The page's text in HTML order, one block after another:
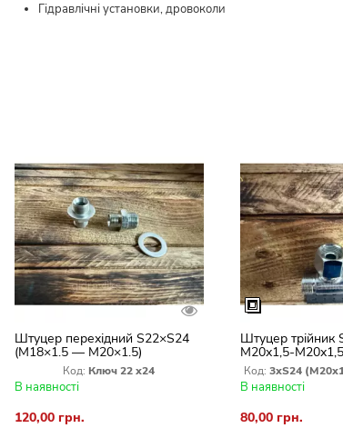
Гідравлічні установки, дровоколи
Штуцер перехідний S22×S24
(M18×1.5 — M20×1.5)
Код: Ключ 22 х24
В наявності
120,00 грн.
Штуцер трійник
М20х1,5-
Код: 3хS24
В наявності
80,00 грн.